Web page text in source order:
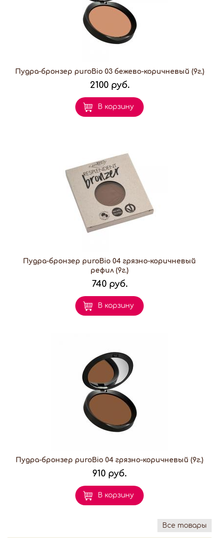
Пудра-бронзер puroBio 03 бежево-коричневый (9г.)
2100 руб.
В корзину
Пудра-бронзер puroBio 04 грязно-коричневый
рефил (9г.)
740 руб.
В корзину
Пудра-бронзер puroBio 04 грязно-коричневый (9г.)
910 руб.
В корзину
Все товары